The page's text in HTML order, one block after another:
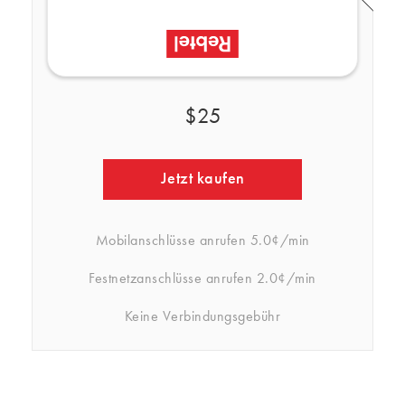
$25
Jetzt kaufen
Mobilanschlüsse anrufen 5.0¢/min
Festnetzanschlüsse anrufen 2.0¢/min
Keine Verbindungsgebühr